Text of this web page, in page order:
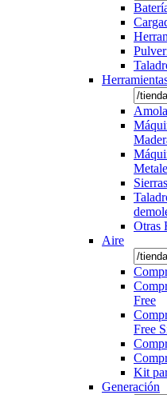
Otras
Aire
Free
Free
Kit
Generación